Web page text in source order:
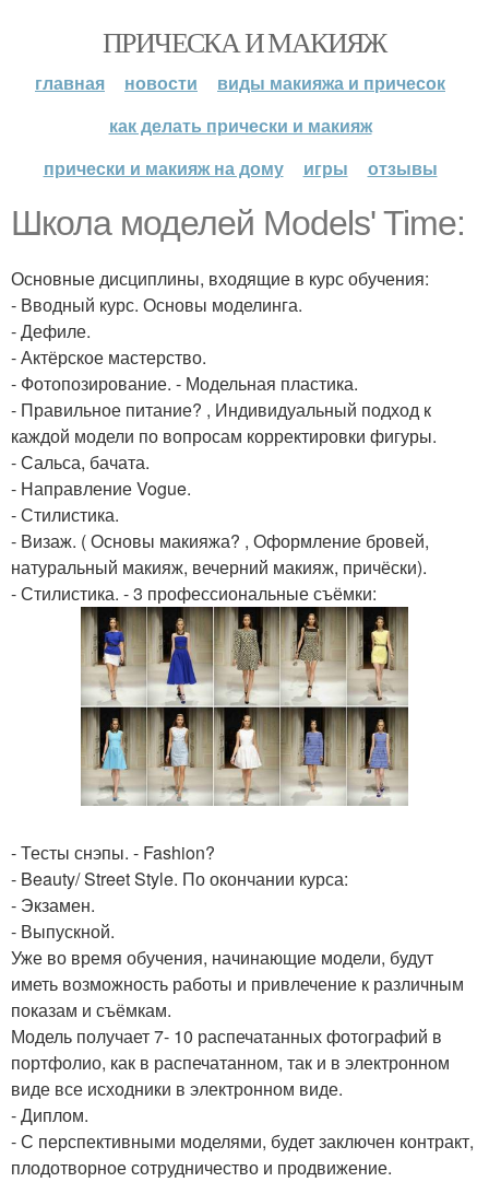
ПРИЧЕСКА И МАКИЯЖ
главная новости
виды макияжа и причесок
как делать прически и макияж
прически и макияж на дому
игры отзывы
Школа моделей Models' Time:
Основные дисциплины, входящие в курс обучения:
- Вводный курс. Основы моделинга.
- Дефиле.
- Актёрское мастерство.
- Фотопозирование. - Модельная пластика.
- Правильное питание? , Индивидуальный подход к
каждой модели по вопросам корректировки фигуры.
- Сальса, бачата.
- Направление Vogue.
- Стилистика.
- Визаж. ( Основы макияжа? , Оформление бровей,
натуральный макияж, вечерний макияж, причёски).
- Стилистика. - 3 профессиональные съёмки:
- Тесты снэпы. - Fashion?
- Beauty/ Street Style. По окончании курса:
- Экзамен.
- Выпускной.
Уже во время обучения, начинающие модели, будут
иметь возможность работы и привлечение к различным
показам и съёмкам.
Модель получает 7- 10 распечатанных фотографий в
портфолио, как в распечатанном, так и в электронном
виде все исходники в электронном виде.
- Диплом.
- С перспективными моделями, будет заключен контракт,
плодотворное сотрудничество и продвижение.